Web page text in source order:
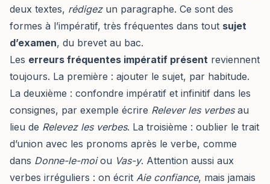
deux textes, rédigezun paragraphe. Ce sont des
formes à l’impératif, très fréquentes dans tout sujet
d’examen, du brevet au bac.
Les erreurs fréquentes impératif présent reviennent
toujours. La première : ajouter le sujet, par habitude.
La deuxième : confondre impératif et infinitif dans les
consignes, par exemple écrire Relever les verbesau
lieu de Relevez les verbes. La troisième : oublier le trait
d’union avec les pronoms après le verbe, comme
dans Donne-le-moiou Vas-y. Attention aussi aux
verbes irréguliers : on écrit Aie confiance, mais jamais